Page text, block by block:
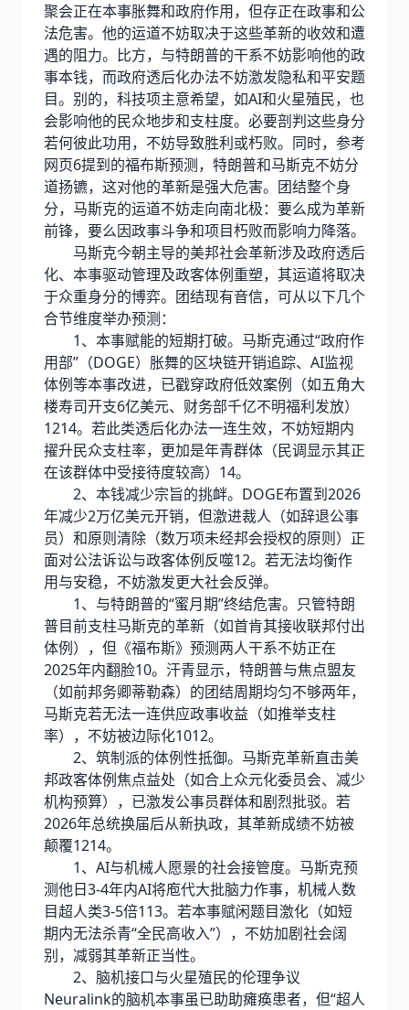
聚会正在本事胀舞和政府作用，但存正在政事和公
法危害。他的运道不妨取决于这些革新的收效和遭
遇的阻力。比方，与特朗普的干系不妨影响他的政
事本钱，而政府透后化办法不妨激发隐私和平安题
目。别的，科技项主意希望，如AI和火星殖民，也
会影响他的民众地步和支柱度。必要剖判这些身分
若何彼此功用，不妨导致胜利或朽败。同时，参考
网页6提到的福布斯预测，特朗普和马斯克不妨分
道扬镳，这对他的革新是强大危害。团结整个身
分，马斯克的运道不妨走向南北极：要么成为革新
前锋，要么因政事斗争和项目朽败而影响力降落。
马斯克今朝主导的美邦社会革新涉及政府透后
化、本事驱动管理及政客体例重塑，其运道将取决
于众重身分的博弈。团结现有音信，可从以下几个
合节维度举办预测：
1、本事赋能的短期打破。马斯克通过“政府作
用部”（DOGE）胀舞的区块链开销追踪、AI监视
体例等本事改进，已戳穿政府低效案例（如五角大
楼寿司开支6亿美元、财务部千亿不明福利发放）
1214。若此类透后化办法一连生效，不妨短期内
擢升民众支柱率，更加是年青群体（民调显示其正
在该群体中受接待度较高）14。
2、本钱减少宗旨的挑衅。DOGE布置到2026
年减少2万亿美元开销，但激进裁人（如辞退公事
员）和原则清除（数万项未经邦会授权的原则）正
面对公法诉讼与政客体例反噬12。若无法均衡作
用与安稳，不妨激发更大社会反弹。
1、与特朗普的“蜜月期”终结危害。只管特朗
普目前支柱马斯克的革新（如首肯其接收联邦付出
体例），但《福布斯》预测两人干系不妨正在
2025年内翻脸10。汗青显示，特朗普与焦点盟友
（如前邦务卿蒂勒森）的团结周期均匀不够两年，
马斯克若无法一连供应政事收益（如推举支柱
率），不妨被边际化1012。
2、筑制派的体例性抵御。马斯克革新直击美
邦政客体例焦点益处（如合上众元化委员会、减少
机构预算），已激发公事员群体和剧烈批驳。若
2026年总统换届后从新执政，其革新成绩不妨被
颠覆1214。
1、AI与机械人愿景的社会接管度。马斯克预
测他日3-4年内AI将庖代大批脑力作事，机械人数
目超人类3-5倍113。若本事赋闲题目激化（如短
期内无法杀青“全民高收入”），不妨加剧社会阔
别，减弱其革新正当性。
2、脑机接口与火星殖民的伦理争议
Neuralink的脑机本事虽已助助瘫痪患者，但“超人